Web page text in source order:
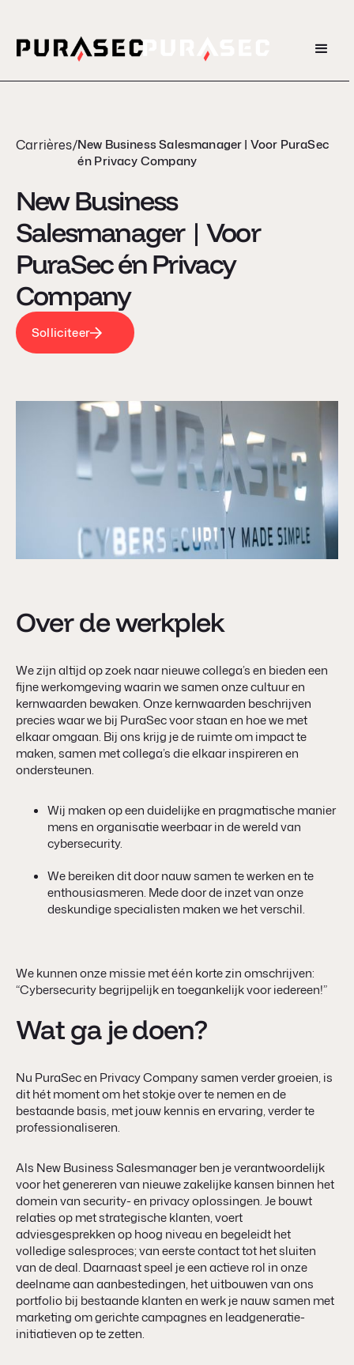
Carrières/New Business Salesmanager | Voor PuraSec
én Privacy Company
New Business
Salesmanager | Voor
PuraSec én Privacy
Company
Solliciteer
Over de werkplek
We zijn altijd op zoek naar nieuwe collega’s en bieden een
fijne werkomgeving waarin we samen onze cultuur en
kernwaarden bewaken. Onze kernwaarden beschrijven
precies waar we bij PuraSec voor staan en hoe we met
elkaar omgaan. Bij ons krijg je de ruimte om impact te
maken, samen met collega’s die elkaar inspireren en
ondersteunen.
Wij maken op een duidelijke en pragmatische manier
mens en organisatie weerbaar in de wereld van
cybersecurity.
We bereiken dit door nauw samen te werken en te
enthousiasmeren. Mede door de inzet van onze
deskundige specialisten maken we het verschil.
We kunnen onze missie met één korte zin omschrijven:
“Cybersecurity begrijpelijk en toegankelijk voor iedereen!”
Wat ga je doen?
Nu PuraSec en Privacy Company samen verder groeien, is
dit hét moment om het stokje over te nemen en de
bestaande basis, met jouw kennis en ervaring, verder te
professionaliseren.
Als New Business Salesmanager ben je verantwoordelijk
voor het genereren van nieuwe zakelijke kansen binnen het
domein van security- en privacy oplossingen. Je bouwt
relaties op met strategische klanten, voert
adviesgesprekken op hoog niveau en begeleidt het
volledige salesproces; van eerste contact tot het sluiten
van de deal. Daarnaast speel je een actieve rol in onze
deelname aan aanbestedingen, het uitbouwen van ons
portfolio bij bestaande klanten en werk je nauw samen met
marketing om gerichte campagnes en leadgeneratie-
initiatieven op te zetten.